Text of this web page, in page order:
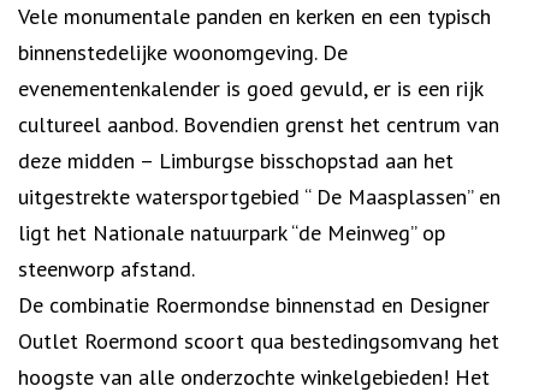
Vele monumentale panden en kerken en een typisch
binnenstedelijke woonomgeving. De
evenementenkalender is goed gevuld, er is een rijk
cultureel aanbod. Bovendien grenst het centrum van
deze midden – Limburgse bisschopstad aan het
uitgestrekte watersportgebied “ De Maasplassen” en
ligt het Nationale natuurpark “de Meinweg” op
steenworp afstand.
De combinatie Roermondse binnenstad en Designer
Outlet Roermond scoort qua bestedingsomvang het
hoogste van alle onderzochte winkelgebieden! Het